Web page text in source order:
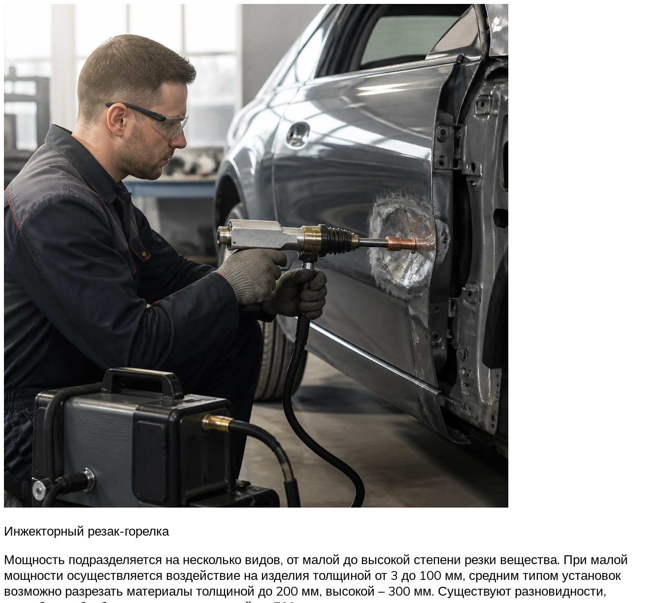
Инжекторный резак-горелка
Мощность подразделяется на несколько видов, от малой до высокой степени резки вещества. При малой
мощности осуществляется воздействие на изделия толщиной от 3 до 100 мм, средним типом установок
возможно разрезать материалы толщиной до 200 мм, высокой – 300 мм. Существуют разновидности,